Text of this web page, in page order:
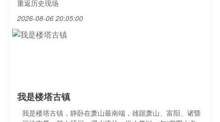
重返历史现场
2026-08-06 20:05:00
我是楼塔古镇
我是楼塔古镇，静卧在萧山最南端，雄踞萧山、富阳、诸暨